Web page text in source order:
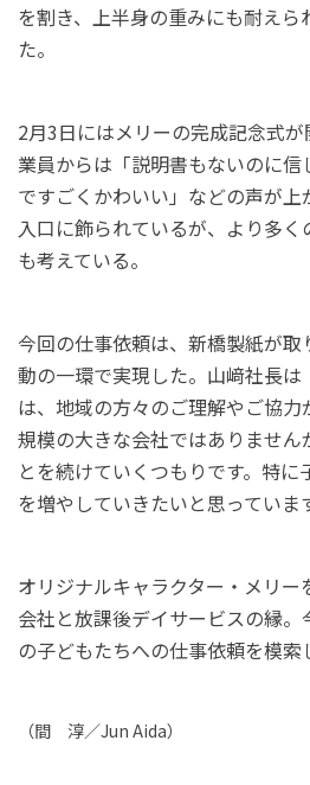
を割き、上半身の重みにも耐え
た。
2月3日にはメリーの完成記念式
業員からは「説明書もないのに
ですごくかわいい」などの声が
入口に飾られているが、より多
も考えている。
今回の仕事依頼は、新橋製紙が
動の一環で実現した。山﨑社長
は、地域の方々のご理解やご協力
規模の大きな会社ではありませ
とを続けていくつもりです。特
を増やしていきたいと思っていま
オリジナルキャラクター・メリ
会社と放課後デイサービスの縁
の子どもたちへの仕事依頼を模索
（間 淳／Jun Aida）